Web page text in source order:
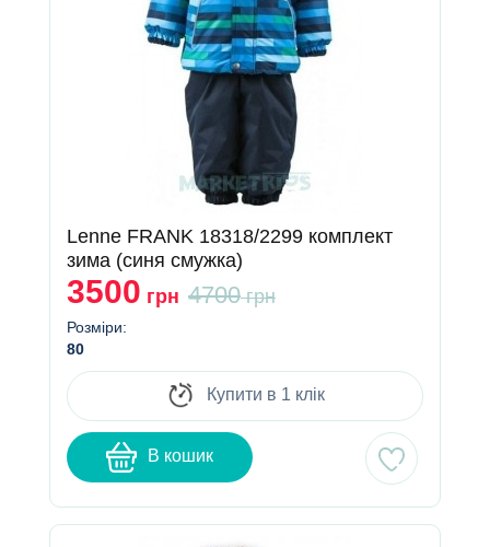
Lenne FRANK 18318/2299 комплект
зима (синя смужка)
3500 грн 4700грн
Розміри:
80
Купити в 1 клік
В кошик